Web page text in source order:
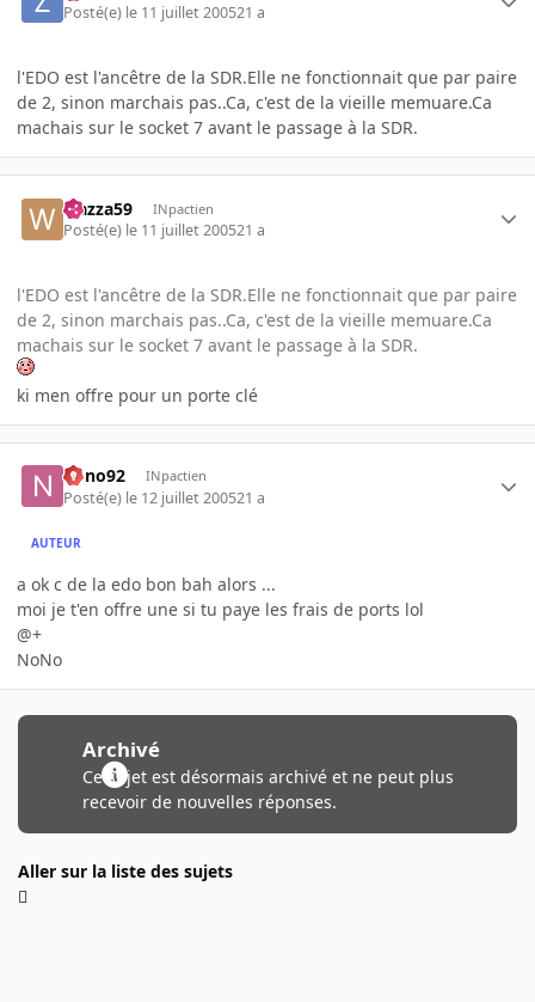
Posté(e) le 11 juillet 200521 a
l'EDO est l'ancêtre de la SDR.Elle ne fonctionnait que par paire
de 2, sinon marchais pas..Ca, c'est de la vieille memuare.Ca
machais sur le socket 7 avant le passage à la SDR.
wazza59 INpactien
Posté(e) le 11 juillet 200521 a
l'EDO est l'ancêtre de la SDR.Elle ne fonctionnait que par paire
de 2, sinon marchais pas..Ca, c'est de la vieille memuare.Ca
machais sur le socket 7 avant le passage à la SDR.
ki men offre pour un porte clé
nono92 INpactien
Posté(e) le 12 juillet 200521 a
AUTEUR
a ok c de la edo bon bah alors ...
moi je t'en offre une si tu paye les frais de ports lol
@+
NoNo
Archivé
Ce sujet est désormais archivé et ne peut plus
recevoir de nouvelles réponses.
Aller sur la liste des sujets